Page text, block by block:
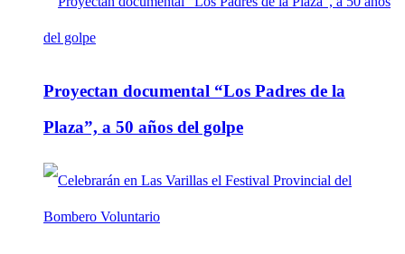
Proyectan documental “Los Padres de la
Plaza”, a 50 años del golpe